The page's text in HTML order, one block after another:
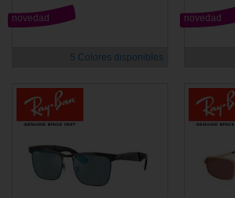
novedad
5 Colores disponibles
novedad